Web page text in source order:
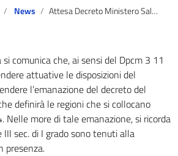
News Attesa Decreto Ministero Salute
comunica che, ai sensi del Dpcm 3 11
attuative le disposizioni del
l’emanazione del decreto del
definirà le regioni che si collocano
Nelle more di tale emanazione, si ricorda
sec. di I grado sono tenuti alla
presenza.